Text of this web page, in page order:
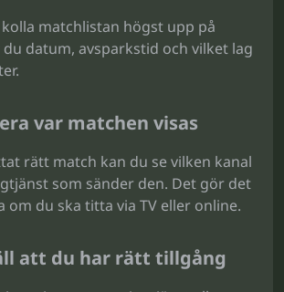
matchlistan högst upp på
du datum, avsparkstid och vilket lag
var matchen visas
rätt match kan du se vilken kanal
som sänder den. Det gör det
om du ska titta via TV eller online.
att du har rätt tillgång